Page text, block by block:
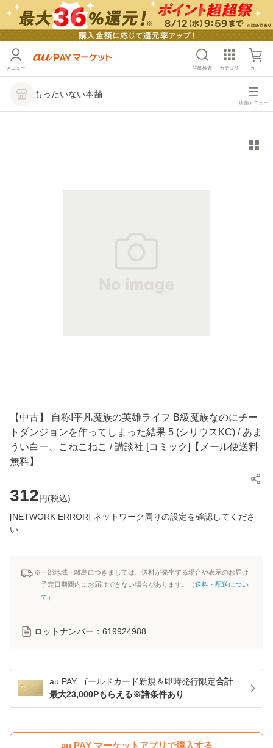
メニュー 詳細検索 カテゴリ かご
もったいない本舗
店舗メニュー
【中古】 自称!平凡魔族の英雄ライフ B級魔族なのにチー
トダンジョンを作ってしまった結果 5 (シリウスKC) / あま
うい白一、こねこねこ / 講談社 [コミック]【メール便送料
無料】
312円(税込)
[NETWORK ERROR] ネットワーク周りの設定を確認してくださ
い
※一部地域・離島につきましては、送料が発生する場合や表示のお届け
予定日期間内にお届けできない場合があります。（送料・配送につい
て ）
ロットナンバー： 619924988
au PAY ゴールドカード新規＆即時発行限定合計
最大23,000Pもらえる※諸条件あり
au PAY マーケットアプリで購入する